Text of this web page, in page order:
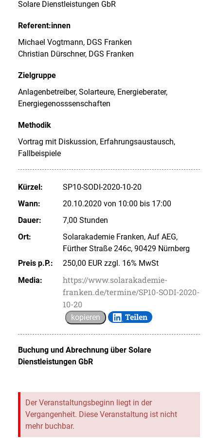
Solare Dienstleistungen GbR
Referent:innen
Michael Vogtmann, DGS Franken
Christian Dürschner, DGS Franken
Zielgruppe
Anlagenbetreiber, Solarteure, Energieberater,
Energiegenosssenschaften
Methodik
Vortrag mit Diskussion, Erfahrungsaustausch,
Fallbeispiele
Kürzel:
SP10-SODI-2020-10-20
Wann:
20.10.2020 von 10:00 bis 17:00
Dauer:
7,00 Stunden
Ort:
Solarakademie Franken, Auf AEG,
Fürther Straße 246c, 90429 Nürnberg
Preis p.P.:
250,00 EUR zzgl. 16% MwSt
Media:
https://www.solarakademie-
franken.de/termine/SP10-SODI-2020-
10-20
kopieren Teilen
Buchung und Abrechnung über Solare
Dienstleistungen GbR
Der Veranstaltungsbeginn liegt in der
Vergangenheit. Diese Veranstaltung ist nicht
mehr buchbar.